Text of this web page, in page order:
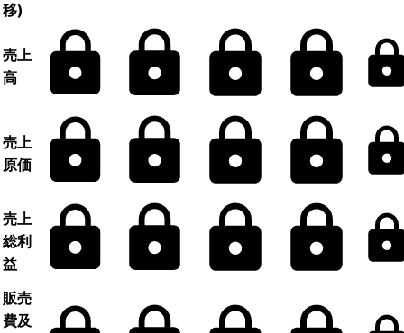
移)
売上
高
売上
原価
売上
総利
益
販売
費及